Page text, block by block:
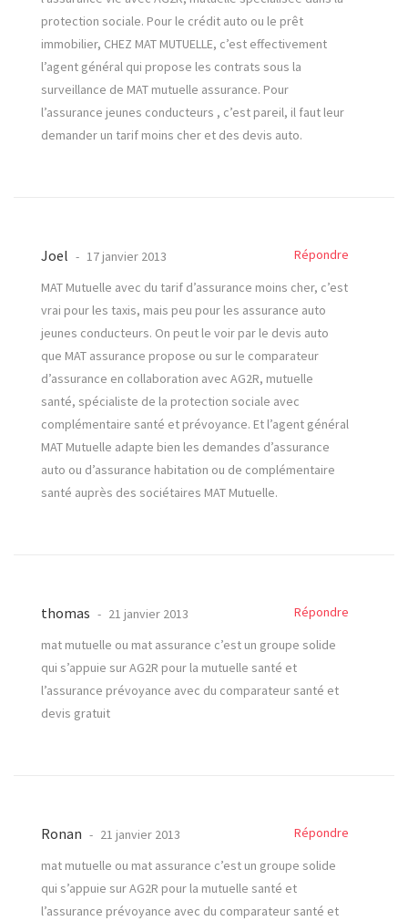
protection sociale. Pour le crédit auto ou le prêt
immobilier, CHEZ MAT MUTUELLE, c’est effectivement
l’agent général qui propose les contrats sous la
surveillance de MAT mutuelle assurance. Pour
l’assurance jeunes conducteurs , c’est pareil, il faut leur
demander un tarif moins cher et des devis auto.
Joel 17 janvier 2013
Répondre
MAT Mutuelle avec du tarif d’assurance moins cher, c’est
vrai pour les taxis, mais peu pour les assurance auto
jeunes conducteurs. On peut le voir par le devis auto
que MAT assurance propose ou sur le comparateur
d’assurance en collaboration avec AG2R, mutuelle
santé, spécialiste de la protection sociale avec
complémentaire santé et prévoyance. Et l’agent général
MAT Mutuelle adapte bien les demandes d’assurance
auto ou d’assurance habitation ou de complémentaire
santé auprès des sociétaires MAT Mutuelle.
thomas 21 janvier 2013
Répondre
mat mutuelle ou mat assurance c’est un groupe solide
qui s’appuie sur AG2R pour la mutuelle santé et
l’assurance prévoyance avec du comparateur santé et
devis gratuit
Ronan 21 janvier 2013
Répondre
mat mutuelle ou mat assurance c’est un groupe solide
qui s’appuie sur AG2R pour la mutuelle santé et
l’assurance prévoyance avec du comparateur santé et